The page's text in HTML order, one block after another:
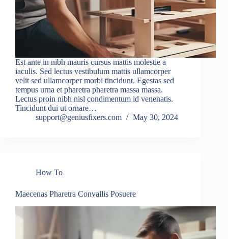
Est ante in nibh mauris cursus mattis molestie a
iaculis. Sed lectus vestibulum mattis ullamcorper
velit sed ullamcorper morbi tincidunt. Egestas sed
tempus urna et pharetra pharetra massa massa.
Lectus proin nibh nisl condimentum id venenatis.
Tincidunt dui ut ornare…
support@geniusfixers.com
May 30, 2024
How To
Maecenas Pharetra Convallis Posuere